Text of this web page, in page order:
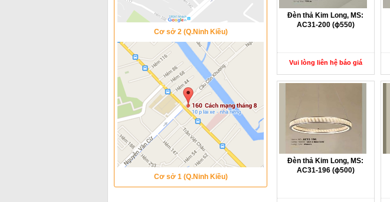
Cơ sở 2 (Q.Ninh Kiều)
Cơ sở 1 (Q.Ninh Kiều)
Đèn thả Kim Long, MS:
AC31-200 (ɸ550)
Vui lòng liên hệ báo giá
Đèn thả Kim Long, MS:
AC31-196 (ɸ500)